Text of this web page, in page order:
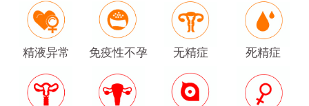
精液异常 免疫性不孕 无精症 死精症